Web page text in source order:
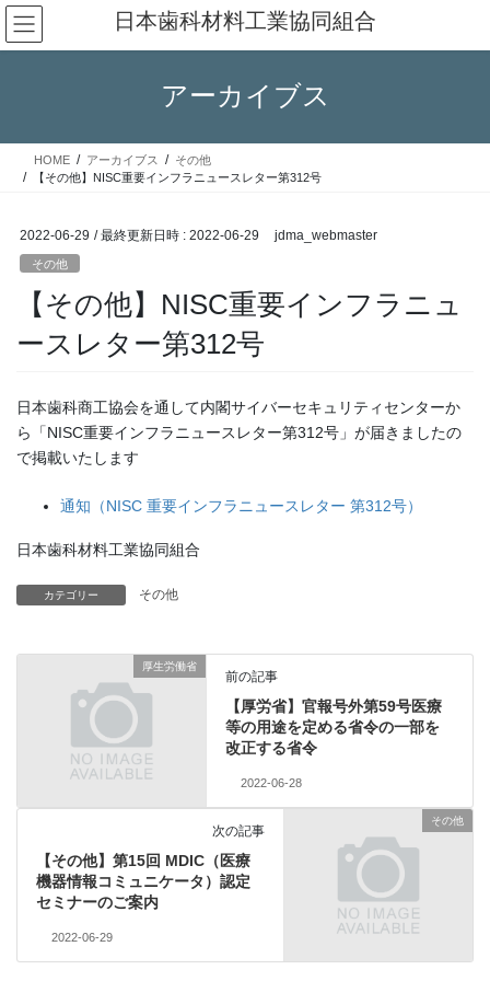
コ
ン
テ
ス
ナ
ビ
ゲ
ン
日本歯科材料工業協同組合
アーカイブス
HOME アーカイブス
その他
【その他】NISC重要インフラニュースレター第312号
2022-06-29 / 最終更新日時 : 2022-06-29 jdma_webmaster
その他
【その他】NISC重要インフラニュ
ースレター第312号
日本歯科商工協会を通して内閣サイバーセキュリティセンターか
ら「NISC重要インフラニュースレター第312号」が届きましたの
で掲載いたします
通知（NISC 重要インフラニュースレター 第312号）
日本歯科材料工業協同組合
カテゴリー その他
厚生労働省
前の記事
【厚労省】官報号外第59号医療
等の用途を定める省令の一部を
改正する省令
2022-06-28
その他
次の記事
【その他】第15回 MDIC（医療
機器情報コミュニケータ）認定
セミナーのご案内
2022-06-29